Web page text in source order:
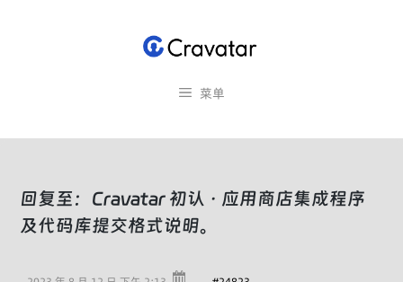
菜单
回复至：Cravatar 初认 · 应用商店集成程序
及代码库提交格式说明。